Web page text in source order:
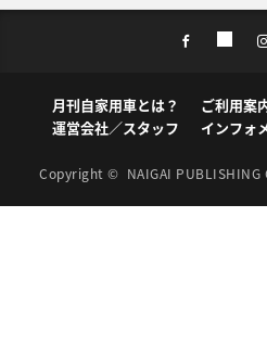
月刊自家用車とは？ ご利用案
運営会社／スタッフ
インフォ
Copyright © NAIGAI PUBLISHING